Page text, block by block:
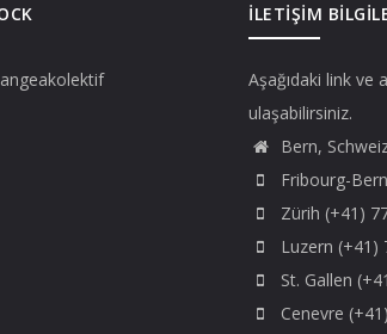
İLETIŞIM
Aşağıdaki link ve
ulaşabilirsiniz.
Bern,
Fribourg-
Zürih (+41)
Luzern (+41)
St. Gallen
Cenevre